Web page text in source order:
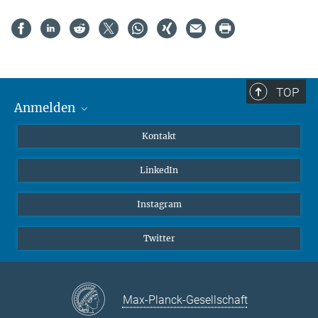
TOP
Anmelden
Intranet
Kontakt
LinkedIn
Instagram
Twitter
Max-Planck-Gesellschaft